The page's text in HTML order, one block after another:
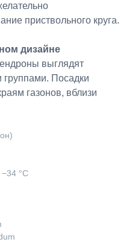
приствольного круга.
дизайне
выглядят
Посадки
газонов, вблизи
°C